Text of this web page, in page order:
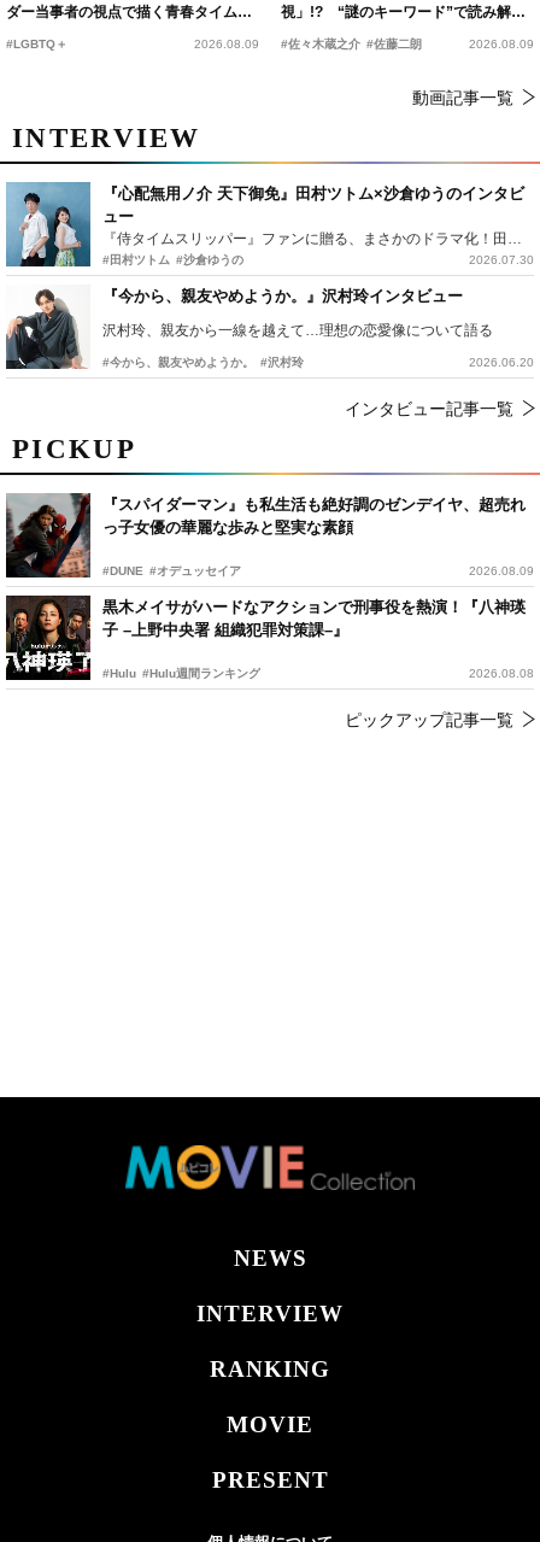
PICKUP
『スパイダーマン』も私生活も絶好調のゼンデイヤ、超売れ
っ子女優の華麗な歩みと堅実な素顔
#DUNE #オデュッセイア 2026.08.09
黒木メイサがハードなアクションで刑事役を熱演！『八神瑛
子 –上野中央署 組織犯罪対策課–』
#Hulu #Hulu週間ランキング 2026.08.08
ピックアップ記事一覧
ダー当事者の視点で描く青春タイムス
#LGBTQ＋ 2026.08.09
視」!? “謎のキーワード”で読み解く
『踊る大捜査線 N.E.W.』新メンバー
#佐々木蔵之介 #佐藤二朗 2026.08.09
動画記事一覧
INTERVIEW
『心配無用ノ介 天下御免』田村ツトム×沙倉ゆうのインタビ
ュー
『侍タイムスリッパー』ファンに贈る、まさかのドラマ化！田村ツトム×沙倉ゆうのが語る『心配無用ノ介』撮影秘話
#田村ツトム #沙倉ゆうの 2026.07.30
『今から、親友やめようか。』沢村玲インタビュー
沢村玲、親友から一線を越えて…理想の恋愛像について語る
#今から、親友やめようか。 #沢村玲 2026.06.20
インタビュー記事一覧
NEWS
INTERVIEW
RANKING
MOVIE
PRESENT